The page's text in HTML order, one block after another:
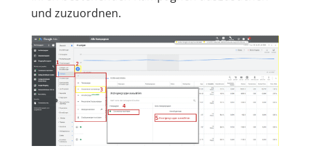
und zuzuordnen.